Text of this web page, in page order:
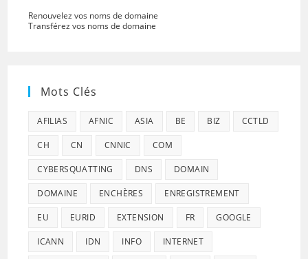
Renouvelez vos noms de domaine
Transférez vos noms de domaine
Mots Clés
AFILIAS AFNIC ASIA BE BIZ CCTLD
CH CN CNNIC COM
CYBERSQUATTING DNS DOMAIN
DOMAINE ENCHÈRES ENREGISTREMENT
EU EURID EXTENSION FR GOOGLE
ICANN IDN INFO INTERNET